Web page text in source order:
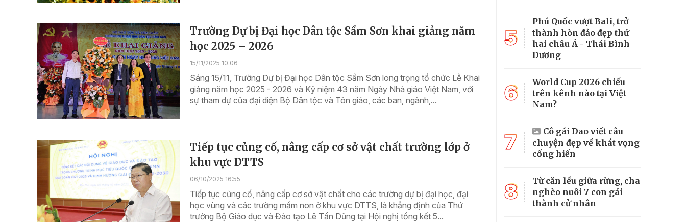
Trường Dự bị Đại học Dân tộc Sầm Sơn khai giảng năm
học 2025 – 2026
15/11/2025 10:06
Sáng 15/11, Trường Dự bị Đại học Dân tộc Sầm Sơn long trọng tổ chức Lễ Khai
giảng năm học 2025 - 2026 và Kỷ niệm 43 năm Ngày Nhà giáo Việt Nam, với
sự tham dự của đại diện Bộ Dân tộc và Tôn giáo, các ban, ngành,...
Tiếp tục củng cố, nâng cấp cơ sở vật chất trường lớp ở
khu vực DTTS
06/10/2025 16:55
Tiếp tục củng cố, nâng cấp cơ sở vật chất cho các trường dự bị đại học, đại
học vùng và các trường mầm non ở khu vực DTTS, là khẳng định của Thứ
trưởng Bộ Giáo dục và Đào tạo Lê Tấn Dũng tại Hội nghị tổng kết 5...
5
Phú Quốc vượt Bali, trở
thành hòn đảo đẹp thứ
hai châu Á - Thái Bình
Dương
6
World Cup 2026 chiếu
trên kênh nào tại Việt
Nam?
7
Cô gái Dao viết câu
chuyện đẹp về khát vọng
cống hiến
8
Từ căn lều giữa rừng, cha
nghèo nuôi 7 con gái
thành cử nhân